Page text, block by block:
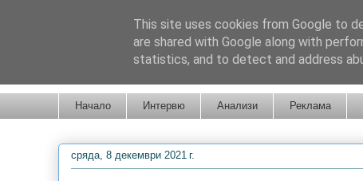
Начало Интервю Анализи Реклама
сряда, 8 декември 2021 г.
This site uses cookies from Google to
are shared with Google along with
statistics, and to detect and address